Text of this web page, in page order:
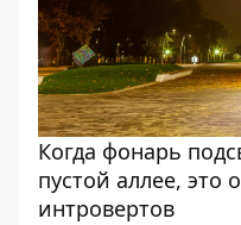
Когда фонарь
пустой аллее, это
интровертов